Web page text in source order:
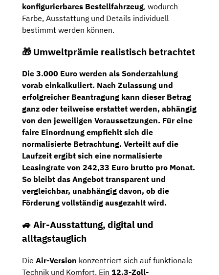
konfigurierbares Bestellfahrzeug, wodurch
Farbe, Ausstattung und Details individuell
bestimmt werden können.
🎁 Umweltprämie realistisch betrachtet
Die 3.000 Euro werden als Sonderzahlung
vorab einkalkuliert. Nach Zulassung und
erfolgreicher Beantragung kann dieser Betrag
ganz oder teilweise erstattet werden, abhängig
von den jeweiligen Voraussetzungen. Für eine
faire Einordnung empfiehlt sich die
normalisierte Betrachtung. Verteilt auf die
Laufzeit ergibt sich eine normalisierte
Leasingrate von 242,33 Euro brutto pro Monat.
So bleibt das Angebot transparent und
vergleichbar, unabhängig davon, ob die
Förderung vollständig ausgezahlt wird.
🚙 Air-Ausstattung, digital und
alltagstauglich
Die Air-Version konzentriert sich auf funktionale
Technik und Komfort. Ein 12,3-Zoll-